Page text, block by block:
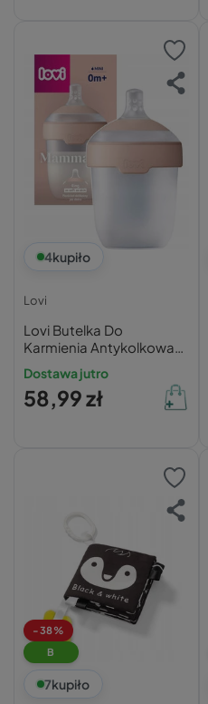
4kupiło
Lovi
Lovi Butelka Do
Karmienia Antykolkowa
MAMMAFEEL 150 ml
Smoczek Dynamiczny
Dostawa jutro
58,99 zł
-38%
B
7kupiło